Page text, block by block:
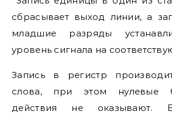
сбрасывает выход линии, а
младшие разряды
уровень сигнала на
Запись в регистр
слова, при этом нулевые
действия не оказывают.